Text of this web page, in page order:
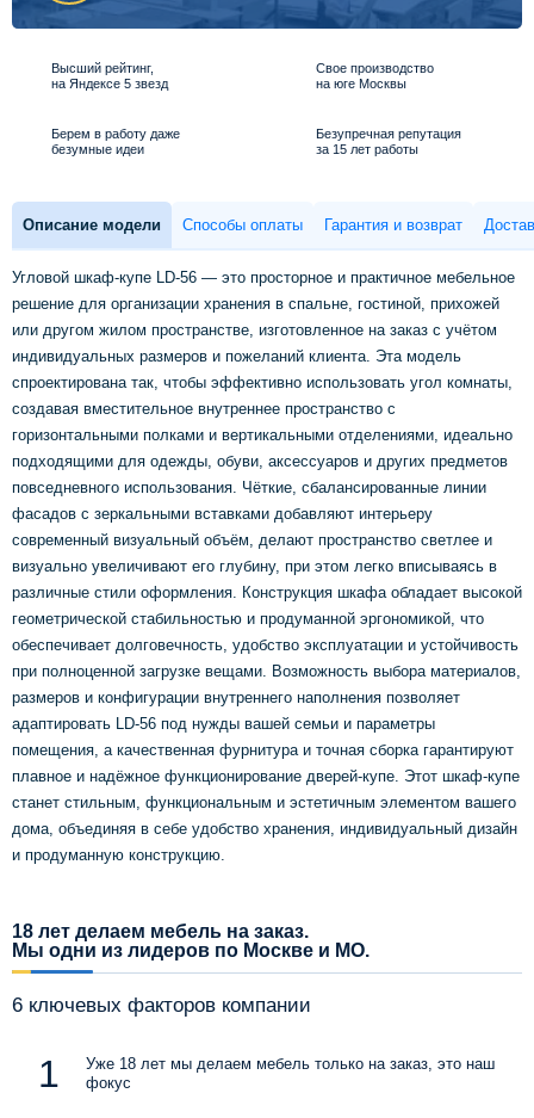
Высший рейтинг,
на Яндексе 5 звезд
Свое производство
на юге Москвы
Берем в работу даже
безумные идеи
Безупречная репутация
за 15 лет работы
Описание модели Способы оплаты Гарантия и возврат
Угловой шкаф‑купе LD‑56 — это просторное и практичное мебельное
решение для организации хранения в спальне, гостиной, прихожей
или другом жилом пространстве, изготовленное на заказ с учётом
индивидуальных размеров и пожеланий клиента. Эта модель
спроектирована так, чтобы эффективно использовать угол комнаты,
создавая вместительное внутреннее пространство с
горизонтальными полками и вертикальными отделениями, идеально
подходящими для одежды, обуви, аксессуаров и других предметов
повседневного использования. Чёткие, сбалансированные линии
фасадов с зеркальными вставками добавляют интерьеру
современный визуальный объём, делают пространство светлее и
визуально увеличивают его глубину, при этом легко вписываясь в
различные стили оформления. Конструкция шкафа обладает высокой
геометрической стабильностью и продуманной эргономикой, что
обеспечивает долговечность, удобство эксплуатации и устойчивость
при полноценной загрузке вещами. Возможность выбора материалов,
размеров и конфигурации внутреннего наполнения позволяет
адаптировать LD‑56 под нужды вашей семьи и параметры
помещения, а качественная фурнитура и точная сборка гарантируют
плавное и надёжное функционирование дверей‑купе. Этот шкаф‑купе
станет стильным, функциональным и эстетичным элементом вашего
дома, объединяя в себе удобство хранения, индивидуальный дизайн
и продуманную конструкцию.
18 лет делаем мебель на заказ.
Мы одни из лидеров по Москве и МО.
6 ключевых факторов компании
Уже 18 лет мы делаем мебель только на заказ, это наш
фокус